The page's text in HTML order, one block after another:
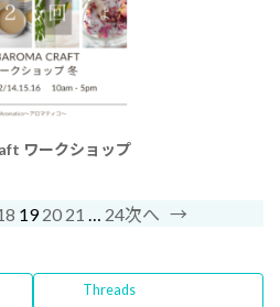
ワークショップ
19 20 21 … 24次へ →
Threads